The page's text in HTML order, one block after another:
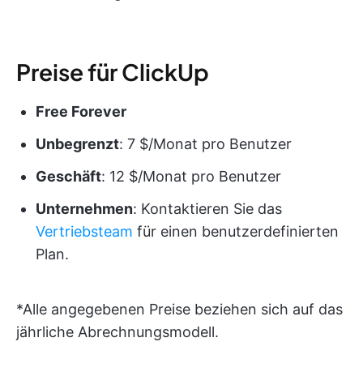
Preise für ClickUp
Free Forever
Unbegrenzt: 7 $/Monat pro Benutzer
Geschäft: 12 $/Monat pro Benutzer
Unternehmen: Kontaktieren Sie das
Vertriebsteam für einen benutzerdefinierten
Plan.
*Alle angegebenen Preise beziehen sich auf das
jährliche Abrechnungsmodell.